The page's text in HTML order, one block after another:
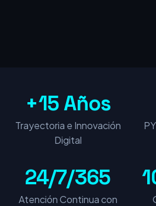
+15 Años
Trayectoria e Innovación
Digital
24/7/365
Atención Continua con